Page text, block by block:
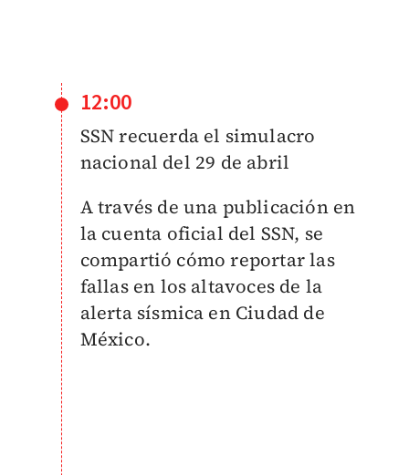
12:00
SSN recuerda el simulacro
nacional del 29 de abril
A través de una publicación en
la cuenta oficial del SSN, se
compartió cómo reportar las
fallas en los altavoces de la
alerta sísmica en Ciudad de
México.